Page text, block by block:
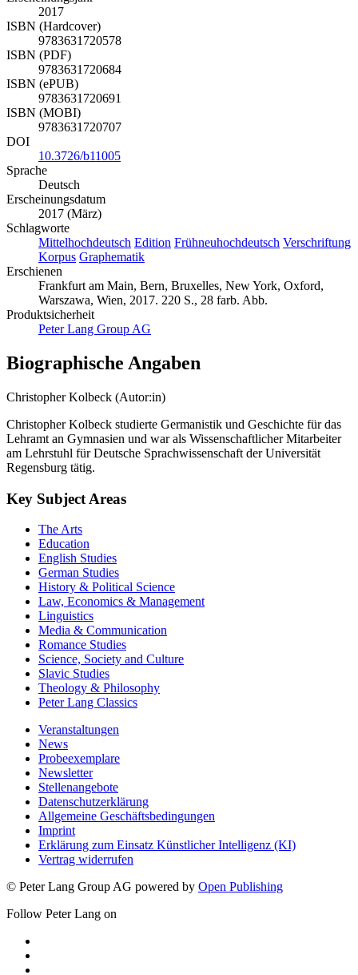
Erscheinungsjahr
2017
ISBN (Hardcover)
9783631720578
ISBN (PDF)
9783631720684
ISBN (ePUB)
9783631720691
ISBN (MOBI)
10.3726/b11005
Sprache
Deutsch
Erscheinungsdatum
2017 (März)
Schlagworte
Mittelhochdeutsch Edition
Korpus
Erschienen
Frankfurt am Main, Bern, Bruxelles, New York, Oxford,
Warszawa, Wien, 2017. 220 S., 28 farb. Abb.
Produktsicherheit
Biographische Angaben
Christopher Kolbeck studierte Germanistik und Geschichte für das
Lehramt an Gymnasien und war als Wissenschaftlicher Mitarbeiter
am Lehrstuhl für Deutsche Sprachwissenschaft der Universität
Key Subject Areas
The Arts
Education
English Studies
German Studies
History & Political Science
Law, Economics & Management
Linguistics
Media & Communication
Romance Studies
Science, Society and Culture
Slavic Studies
Theology & Philosophy
Veranstaltungen
News
Probeexemplare
Newsletter
Stellenangebote
Datenschutzerklärung
Allgemeine Geschäftsbedingungen
Imprint
Erklärung zum Einsatz Künstlicher Intelligenz (KI)